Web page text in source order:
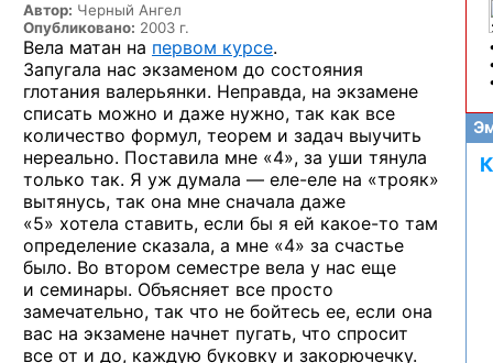
Автор: Черный Ангел
Опубликовано: 2003 г.
Вела матан на первом курсе.
Запугала нас экзаменом до состояния
глотания валерьянки. Неправда, на экзамене
списать можно и даже нужно, так как все
количество формул, теорем и задач выучить
нереально. Поставила мне «4», за уши тянула
только так. Я уж думала — еле-еле на «трояк»
вытянусь, так она мне сначала даже
«5» хотела ставить, если бы я ей какое-то там
определение сказала, а мне «4» за счастье
было. Во втором семестре вела у нас еще
и семинары. Объясняет все просто
замечательно, так что не бойтесь ее, если она
вас на экзамене начнет пугать, что спросит
все от и до, каждую буковку и закорючечку.